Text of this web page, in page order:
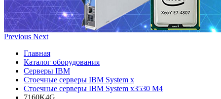
Previous Next
Главная
Каталог оборудования
Серверы IBM
Стоечные серверы IBM System x
Стоечные серверы IBM System x3530 M4
7160K4G